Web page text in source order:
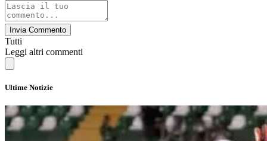
Invia Commento
Tutti
Leggi altri commenti
Ultime Notizie